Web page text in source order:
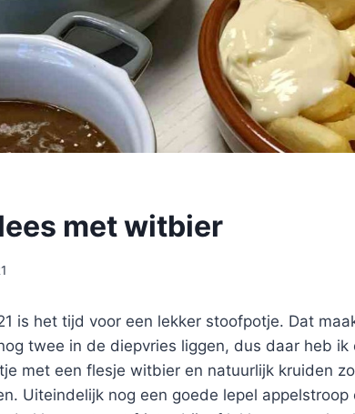
met witbier
is het tijd voor een lekker stoofpotje. Dat
twee in de diepvries liggen, dus daar heb ik
met een flesje witbier en natuurlijk kruiden
Uiteindelijk nog een goede lepel appelstroop